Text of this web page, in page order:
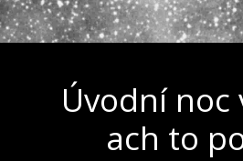
Úvodní noc
ach to